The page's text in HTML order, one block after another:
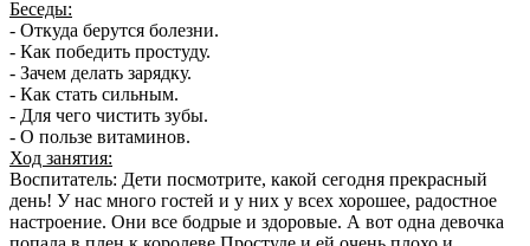
Беседы:
- Откуда берутся болезни.
- Как победить простуду.
- Зачем делать зарядку.
- Как стать сильным.
- Для чего чистить зубы.
- О пользе витаминов.
Ход занятия:
Воспитатель: Дети посмотрите, какой сегодня прекрасный
день! У нас много гостей и у них у всех хорошее, радостное
настроение. Они все бодрые и здоровые. А вот одна девочка